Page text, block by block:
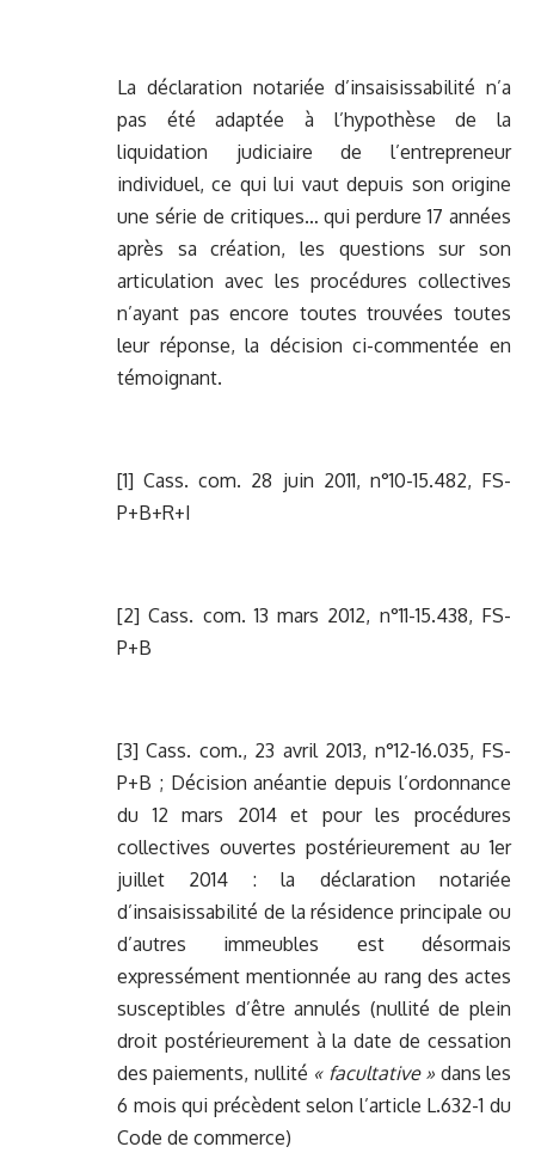
La déclaration notariée d’insaisissabilité n’a
pas été adaptée à l’hypothèse de la
liquidation judiciaire de l’entrepreneur
individuel, ce qui lui vaut depuis son origine
une série de critiques… qui perdure 17 années
après sa création, les questions sur son
articulation avec les procédures collectives
n’ayant pas encore toutes trouvées toutes
leur réponse, la décision ci-commentée en
témoignant.
[1] Cass. com. 28 juin 2011, n°10-15.482, FS-
P+B+R+I
[2] Cass. com. 13 mars 2012, n°11-15.438, FS-
P+B
[3] Cass. com., 23 avril 2013, n°12-16.035, FS-
P+B ; Décision anéantie depuis l’ordonnance
du 12 mars 2014 et pour les procédures
collectives ouvertes postérieurement au 1er
juillet 2014 : la déclaration notariée
d’insaisissabilité de la résidence principale ou
d’autres immeubles est désormais
expressément mentionnée au rang des actes
susceptibles d’être annulés (nullité de plein
droit postérieurement à la date de cessation
des paiements, nullité « facultative » dans les
6 mois qui précèdent selon l’article L.632-1 du
Code de commerce)